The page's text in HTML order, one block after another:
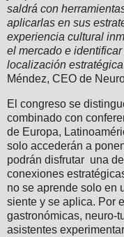
saldrá con
aplicarlas en sus
experiencia cultural
el mercado e
localización
Méndez, CEO de
El congreso se
combinado con
de Europa,
solo accederán a
podrán disfrutar una
conexiones
no se aprende solo en
siente y se aplica. Por
gastronómicas, neuro-
asistentes